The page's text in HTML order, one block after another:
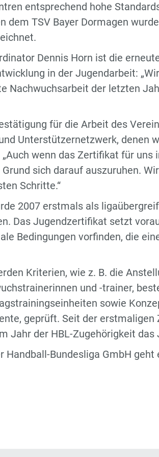
entsprechend hohe
dem TSV Bayer Dormagen
Dennis Horn ist die
in der Jugendarbeit:
Nachwuchsarbeit der letzten
für die Arbeit des
Unterstützernetzwerk, denen
„Auch wenn das Zertifikat für
sich darauf auszuruhen.
Schritte.“
2007 erstmals als
Das Jugendzertifikat setzt
Bedingungen vorfinden, die
Kriterien, wie z. B. die
und -trainer,
sowie
geprüft. Seit der
Jahr der HBL-Zugehörigkeit
Handball-Bundesliga GmbH geht